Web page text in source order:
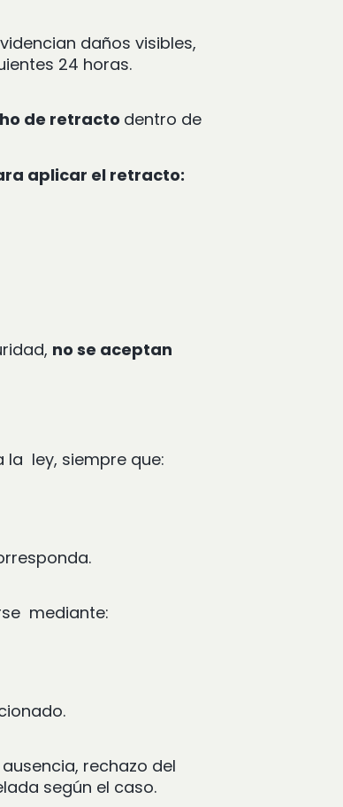
daños visibles,
24 horas.
de retracto dentro de
aplicar el retracto:
no se aceptan
ley, siempre que:
mediante:
rechazo del
según el caso.